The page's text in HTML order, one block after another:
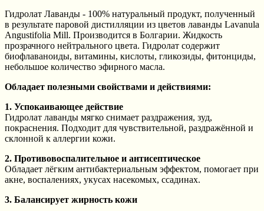
Гидролат Лаванды - 100% натуральный продукт, полученный
в результате паровой дистилляции из цветов лаванды Lavanula
Angustifolia Mill. Производится в Болгарии. Жидкость
прозрачного нейтрального цвета. Гидролат содержит
биофлаваноиды, витамины, кислоты, гликозиды, фитонциды,
небольшое количество эфирного масла.
Обладает полезными свойствами и действиями:
1. Успокаивающее действие
Гидролат лаванды мягко снимает раздражения, зуд,
покраснения. Подходит для чувствительной, раздражённой и
склонной к аллергии кожи.
2. Противовоспалительное и антисептическое
Обладает лёгким антибактериальным эффектом, помогает при
акне, воспалениях, укусах насекомых, ссадинах.
3. Балансирует жирность кожи